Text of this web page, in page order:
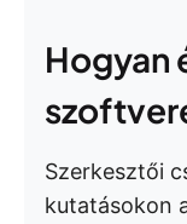
Hogyan
Szerkesztői
kutatásokon